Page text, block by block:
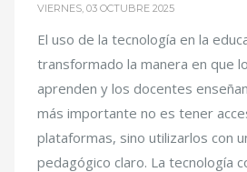
VIERNES, 03 OCTUBRE 2025
El uso de la tecnología en la
transformado la manera en que
aprenden y los docentes
más importante no es tener
plataformas, sino utilizarlos con
pedagógico claro. La tecnología